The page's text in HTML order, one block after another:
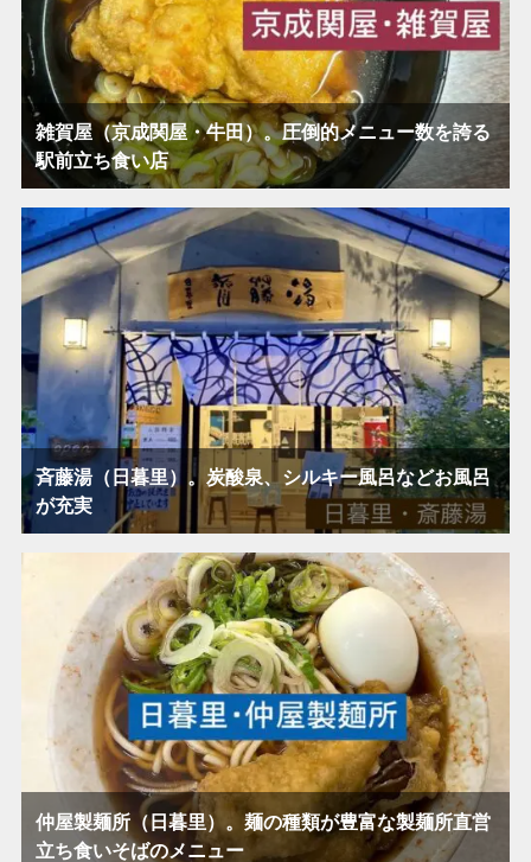
雑賀屋（京成関屋・牛田）。圧倒的メニュー数を誇る
駅前立ち食い店
斉藤湯（日暮里）。炭酸泉、シルキー風呂などお風呂
が充実
仲屋製麺所（日暮里）。麺の種類が豊富な製麺所直営
立ち食いそばのメニュー